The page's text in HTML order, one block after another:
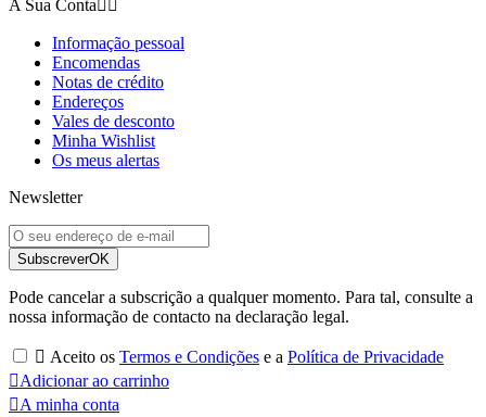
A Sua Conta 
Informação pessoal
Encomendas
Notas de crédito
Endereços
Vales de desconto
Minha Wishlist
Os meus alertas
Newsletter
SubscreverOK
Pode cancelar a subscrição a qualquer momento. Para tal, consulte a
nossa informação de contacto na declaração legal.
 Aceito os Termos e Condições e a Política de Privacidade
Adicionar ao carrinho
A minha conta